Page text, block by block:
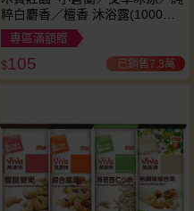
粹白麝香／檀香 沐浴露(1000ml)
款式可選
專區滿額贈
$105 已銷售7.3萬